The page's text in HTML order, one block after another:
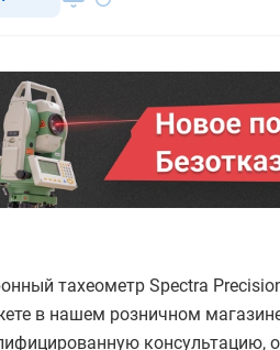
тахеометр Spectra
в нашем розничном
консультацию,